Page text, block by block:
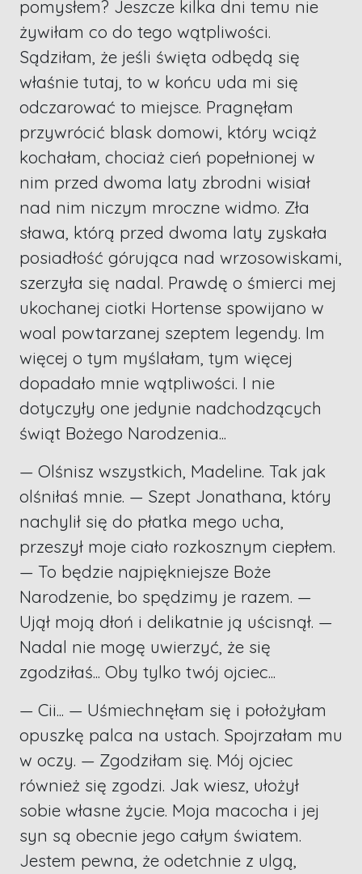
pomysłem? Jeszcze kilka dni temu nie
żywiłam co do tego wątpliwości.
Sądziłam, że jeśli święta odbędą się
właśnie tutaj, to w końcu uda mi się
odczarować to miejsce. Pragnęłam
przywrócić blask domowi, który wciąż
kochałam, chociaż cień popełnionej w
nim przed dwoma laty zbrodni wisiał
nad nim niczym mroczne widmo. Zła
sława, którą przed dwoma laty zyskała
posiadłość górująca nad wrzosowiskami,
szerzyła się nadal. Prawdę o śmierci mej
ukochanej ciotki Hortense spowijano w
woal powtarzanej szeptem legendy. Im
więcej o tym myślałam, tym więcej
dopadało mnie wątpliwości. I nie
dotyczyły one jedynie nadchodzących
świąt Bożego Narodzenia...
— Olśnisz wszystkich, Madeline. Tak jak
olśniłaś mnie. — Szept Jonathana, który
nachylił się do płatka mego ucha,
przeszył moje ciało rozkosznym ciepłem.
— To będzie najpiękniejsze Boże
Narodzenie, bo spędzimy je razem. —
Ujął moją dłoń i delikatnie ją uścisnął. —
Nadal nie mogę uwierzyć, że się
zgodziłaś... Oby tylko twój ojciec...
— Cii... — Uśmiechnęłam się i położyłam
opuszkę palca na ustach. Spojrzałam mu
w oczy. — Zgodziłam się. Mój ojciec
również się zgodzi. Jak wiesz, ułożył
sobie własne życie. Moja macocha i jej
syn są obecnie jego całym światem.
Jestem pewna, że odetchnie z ulgą,